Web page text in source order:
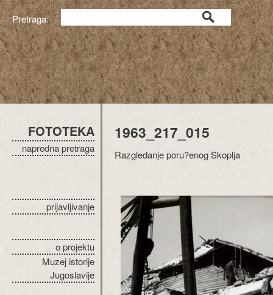
Pretraga:
FOTOTEKA
napredna pretraga
prijavljivanje
o projektu
Muzej istorije
Jugoslavije
1963_217_015
Razgledanje poru?enog Skoplja